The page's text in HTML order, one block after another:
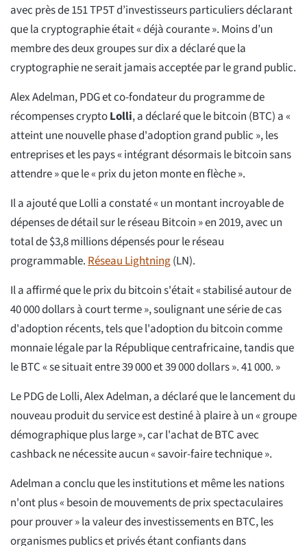
avec près de 151 TP5T d’investisseurs particuliers déclarant
que la cryptographie était « déjà courante ». Moins d’un
membre des deux groupes sur dix a déclaré que la
cryptographie ne serait jamais acceptée par le grand public.
Alex Adelman, PDG et co-fondateur du programme de
récompenses cryptoLolli, a déclaré que le bitcoin (BTC) a «
atteint une nouvelle phase d'adoption grand public », les
entreprises et les pays « intégrant désormais le bitcoin sans
attendre » que le « prix du jeton monte en flèche ».
Il a ajouté que Lolli a constaté « un montant incroyable de
dépenses de détail sur le réseau Bitcoin » en 2019, avec un
total de $3,8 millions dépensés pour le réseau
programmable. Réseau Lightning(LN).
Il a affirmé que le prix du bitcoin s'était « stabilisé autour de
40 000 dollars à court terme », soulignant une série de cas
d'adoption récents, tels que l'adoption du bitcoin comme
monnaie légale par la République centrafricaine, tandis que
le BTC « se situait entre 39 000 et 39 000 dollars ». 41 000. »
Le PDG de Lolli, Alex Adelman, a déclaré que le lancement du
nouveau produit du service est destiné à plaire à un « groupe
démographique plus large », car l'achat de BTC avec
cashback ne nécessite aucun « savoir-faire technique ».
Adelman a conclu que les institutions et même les nations
n'ont plus « besoin de mouvements de prix spectaculaires
pour prouver » la valeur des investissements en BTC, les
organismes publics et privés étant confiants dans